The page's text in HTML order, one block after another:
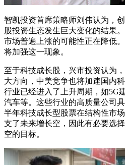
智凯投资首席策略师刘伟认为，
股投资生态发生巨大变化的结果
市场普遍上涨的可能性正在降低
将加强这一现象。
至于科技成长股，兴市投资认为
大方向，中美竞争也将加速国内
行业已经进入了上升周期，如5G
汽车等。这些行业的高质量公司
半年科技成长型股票在结构性市
支了未来增长空，因此有必要选
空的目标。